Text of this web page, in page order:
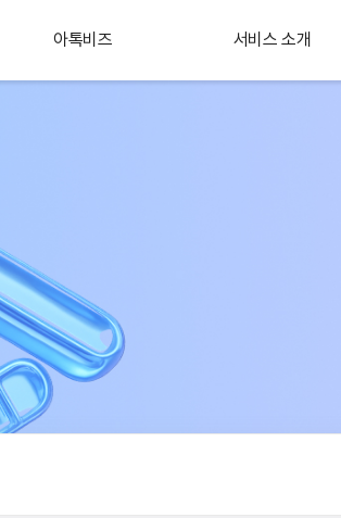
아톡비즈 서비스 소개